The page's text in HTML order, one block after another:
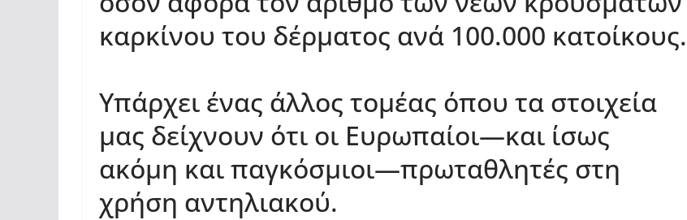
καρκίνου του δέρματος ανά 100.000 κατοίκους.
Υπάρχει ένας άλλος τομέας όπου τα στοιχεία
μας δείχνουν ότι οι Ευρωπαίοι—και ίσως
ακόμη και παγκόσμιοι—πρωταθλητές στη
χρήση αντηλιακού.